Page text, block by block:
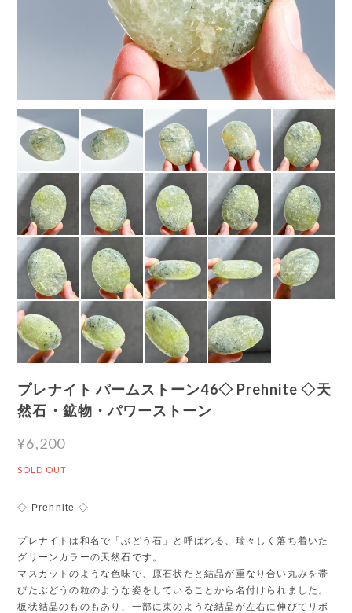
プレナイト パームストーン46◇ Prehnite ◇天
然石・鉱物・パワーストーン
¥6,200
SOLD OUT
◇ Prehnite ◇
プレナイトは和名で「ぶどう石」と呼ばれる、瑞々しく落ち着いた
グリーンカラーの天然石です。
マスカットのような色味で、原石状だと結晶が重なり合い丸みを帯
びたぶどうの粒のような姿をしていることから名付けられました。
板状結晶のものもあり、一部に束のような結晶が左右に伸びてリボ